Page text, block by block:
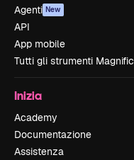
Agenti New
API
App mobile
Tutti gli strumenti Magnific
Inizia
Academy
Documentazione
Assistenza